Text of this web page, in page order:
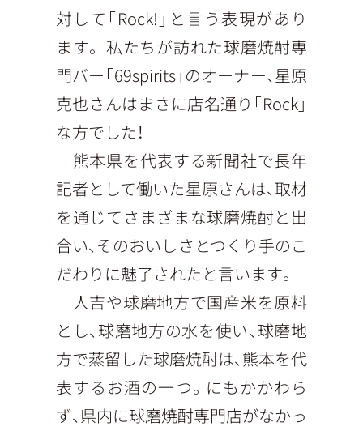
対して「Rock!」と言う表現があり
ます。 私たちが訪れた球磨焼酎専
門バー「69spirits」のオーナー、星原
克也さんはまさに店名通り「Rock」
な方でした！
熊本県を代表する新聞社で長年
記者として働いた星原さんは、取材
を通じてさまざまな球磨焼酎と出
合い、そのおいしさとつくり手のこ
だわりに魅了されたと言います。
人吉や球磨地方で国産米を原料
とし、球磨地方の水を使い、球磨地
方で蒸留した球磨焼酎は、熊本を代
表するお酒の一つ。にもかかわら
ず、県内に球磨焼酎専門店がなかっ